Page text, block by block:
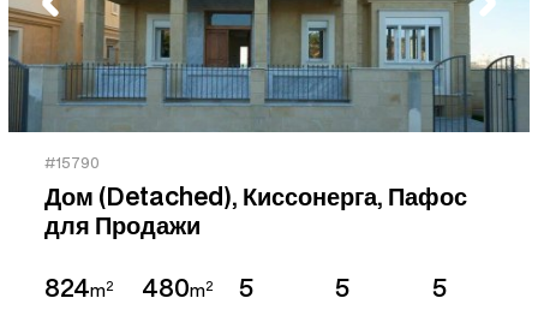
#15790
Дом (Detached), Киссонерга, Пафос
для Продажи
824m2 480m2 5 5 5